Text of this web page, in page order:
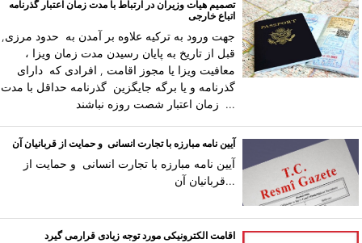
تصمیم هیأت وزیران در ارتباط با مدت زمان اعتبار گذرنامه
اتباع خارجی
جهت ورود به ترکیه علاوه بر آمدن به حدود مرزی,
قبل از تاریخ به پایان رسیدن مدت زمان ویزا ،
معافیت ویزا یا مجوز اقامت , افرادی که دارای
گذرنامه و یا برگه جایگزین گذرنامه حداقل با مدت
زمان اعتبار شصت روزه نباشند ...
آیین نامه مبارزه با تجارت انسانی و حمایت از قربانیان آن
آیین نامه مبارزه با تجارت انسانی و حمایت از
قربانیان آن...
اقامت الکترونیکی مورد توجه زیادی قرارمی گیرد